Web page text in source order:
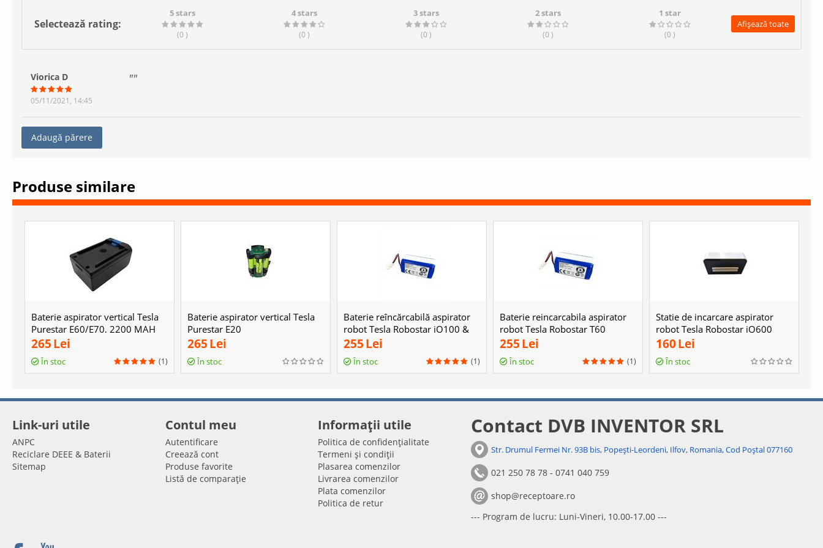
Selectează rating:
5 stars
(0 )
4 stars
(0 )
3 stars
(0 )
2 stars
(0 )
1 star
(0 )
Afișează toate
Viorica D
05/11/2021, 14:45
Adaugă părere
Produse similare
Baterie aspirator vertical Tesla
Purestar E60/E70, 2200 MAH
265Lei
În stoc (1)
Baterie aspirator vertical Tesla
Purestar E20
265Lei
În stoc
Baterie reîncărcabilă aspirator
robot Tesla Robostar iQ100 &
HOME ROBOT RV500
255Lei
În stoc (1)
Baterie reincarcabila aspirator
robot Tesla Robostar T60
255Lei
În stoc (1)
Statie de incarcare aspirator
robot Tesla Robostar iQ600
160Lei
În stoc
Link-uri utile
ANPC
Reciclare DEEE & Baterii
Sitemap
Contul meu
Autentificare
Creează cont
Produse favorite
Listă de comparație
Informații utile
Politica de confidențialitate
Termeni și condiții
Plasarea comenzilor
Livrarea comenzilor
Plata comenzilor
Politica de retur
Contact DVB INVENTOR SRL
Str. Drumul Fermei Nr. 93B bis, Popești-Leordeni, Ilfov, Romania, Cod Poștal 077160
021 250 78 78 - 0741 040 759
shop@receptoare.ro
--- Program de lucru: Luni-Vineri, 10.00-17.00 ---